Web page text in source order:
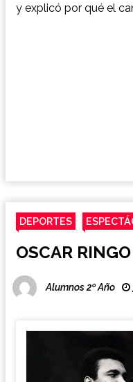
y explicó por qué el
DEPORTES
OSCAR
Alumnos 2º Año